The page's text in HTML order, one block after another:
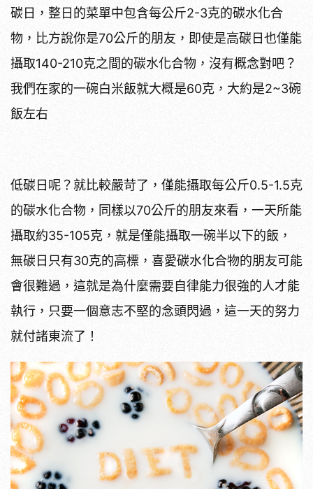
碳日，整日的菜單中包含每公斤2-3克的碳水化合
物，比方說你是70公斤的朋友，即使是高碳日也僅能
攝取140-210克之間的碳水化合物，沒有概念對吧？
我們在家的一碗白米飯就大概是60克，大約是2~3碗
飯左右
低碳日呢？就比較嚴苛了，僅能攝取每公斤0.5-1.5克
的碳水化合物，同樣以70公斤的朋友來看，一天所能
攝取約35-105克，就是僅能攝取一碗半以下的飯，
無碳日只有30克的高標，喜愛碳水化合物的朋友可能
會很難過，這就是為什麼需要自律能力很強的人才能
執行，只要一個意志不堅的念頭閃過，這一天的努力
就付諸東流了！